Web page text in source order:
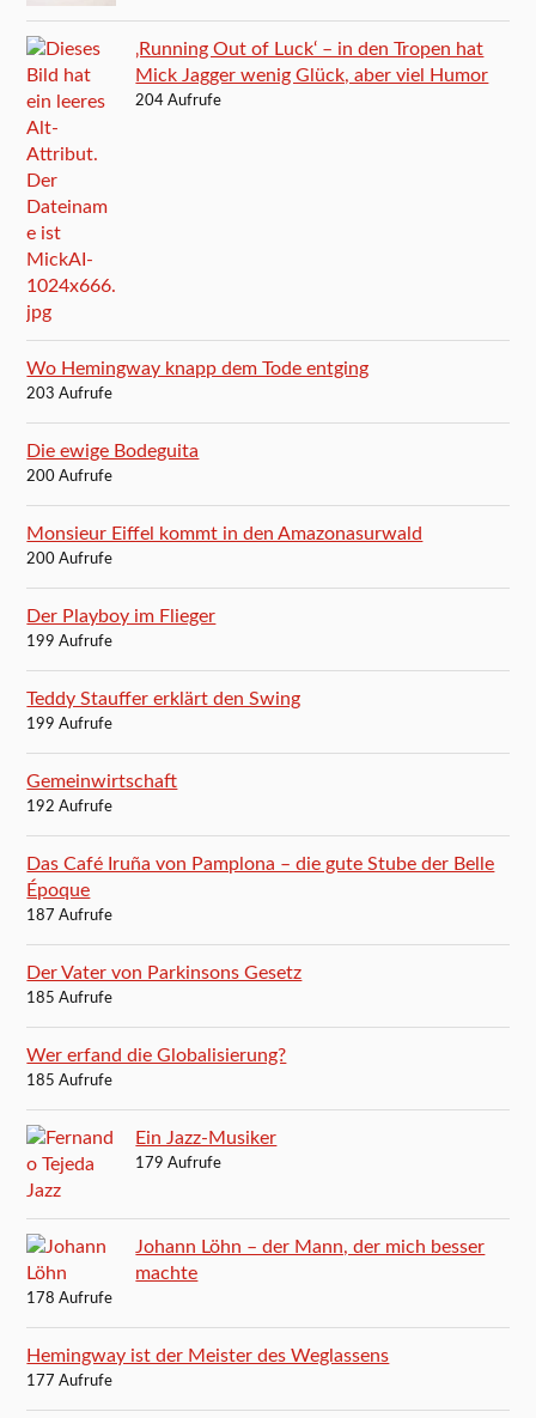
‚Running Out of Luck‘ – in den Tropen hat
Mick Jagger wenig Glück, aber viel Humor
204 Aufrufe
Wo Hemingway knapp dem Tode entging
203 Aufrufe
Die ewige Bodeguita
200 Aufrufe
Monsieur Eiffel kommt in den Amazonasurwald
200 Aufrufe
Der Playboy im Flieger
199 Aufrufe
Teddy Stauffer erklärt den Swing
199 Aufrufe
Gemeinwirtschaft
192 Aufrufe
Das Café Iruña von Pamplona – die gute Stube der Belle
Époque
187 Aufrufe
Der Vater von Parkinsons Gesetz
185 Aufrufe
Wer erfand die Globalisierung?
185 Aufrufe
Ein Jazz-Musiker
179 Aufrufe
Johann Löhn – der Mann, der mich besser
machte
178 Aufrufe
Hemingway ist der Meister des Weglassens
177 Aufrufe